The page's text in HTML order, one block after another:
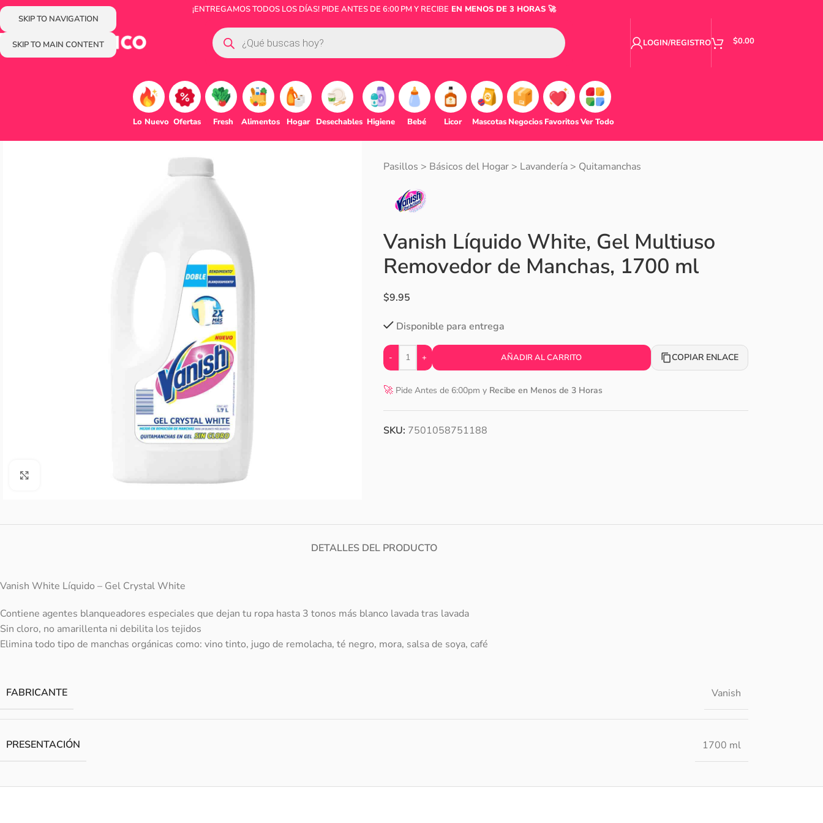
SKIP TO NAVIGATION
SKIP TO MAIN CONTENT
¡ENTREGAMOS TODOS LOS DÍAS! PIDE ANTES DE 6:00 PM Y RECIBE EN MENOS DE 3 HORAS 🚀
LOGIN/REGISTRO $0.00
Lo Nuevo Ofertas Fresh Alimentos Hogar Desechables Higiene Bebé Licor Mascotas Negocios FavoritosVer Todo
Pasillos > Básicos del Hogar> Lavandería> Quitamanchas
Vanish Líquido White, Gel Multiuso
Removedor de Manchas, 1700 ml
$9.95
Disponible para entrega
- + AÑADIR AL CARRITO COPIAR ENLACE
🚀Pide Antes de 6:00pm y Recibe en Menos de 3 Horas
SKU: 7501058751188
DETALLES DEL PRODUCTO
Vanish White Líquido – Gel Crystal White
Contiene agentes blanqueadores especiales que dejan tu ropa hasta 3 tonos más blanco lavada tras lavada
Sin cloro, no amarillenta ni debilita los tejidos
Elimina todo tipo de manchas orgánicas como: vino tinto, jugo de remolacha, té negro, mora, salsa de soya, café
FABRICANTE Vanish
PRESENTACIÓN 1700 ml